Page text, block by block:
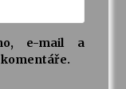
e-mail a